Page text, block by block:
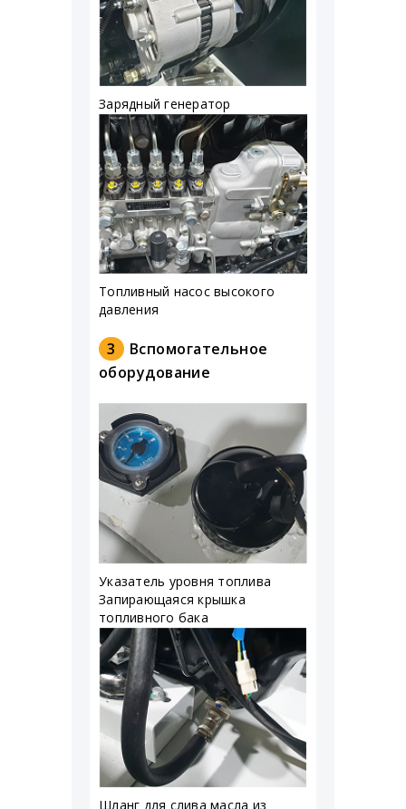
Зарядный генератор
Топливный насос высокого
давления
3
Вспомогательное
оборудование
Указатель уровня топлива
Запирающаяся крышка
топливного бака
Шланг для слива масла из